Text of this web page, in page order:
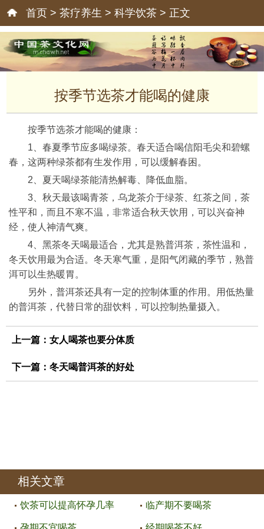
首页 > 茶疗养生 > 科学饮茶 > 正文
按季节选茶才能喝的健康
按季节选茶才能喝的健康：
1、春夏季节应多喝绿茶。春天适合喝信阳毛尖和碧螺
春，这两种绿茶都有生发作用，可以缓解春困。
2、夏天喝绿茶能清热解毒、降低血脂。
3、秋天最该喝青茶，乌龙茶介于绿茶、红茶之间，茶
性平和，而且不寒不温，非常适合秋天饮用，可以兴奋神
经，使人神清气爽。
4、黑茶冬天喝最适合，尤其是熟普洱茶，茶性温和，
冬天饮用最为合适。冬天寒气重，是阳气闭藏的季节，熟普
洱可以生热暖胃。
另外，普洱茶还具有一定的控制体重的作用。用低热量
的普洱茶，代替日常的甜饮料，可以控制热量摄入。
上一篇： 女人喝茶也要分体质
下一篇： 冬天喝普洱茶的好处
相关文章
饮茶可以提高怀孕几率 临产期不要喝茶